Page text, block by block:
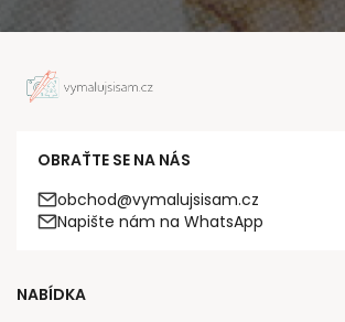
OBRAŤTE SE NA NÁS
obchod@vymalujsisam.cz
Napište nám na WhatsApp
NABÍDKA